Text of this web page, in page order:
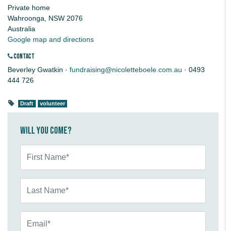
Private home
Wahroonga, NSW 2076
Australia
Google map and directions
CONTACT
Beverley Gwatkin · fundraising@nicoletteboele.com.au · 0493
444 726
Draft volunteer
Will you come?